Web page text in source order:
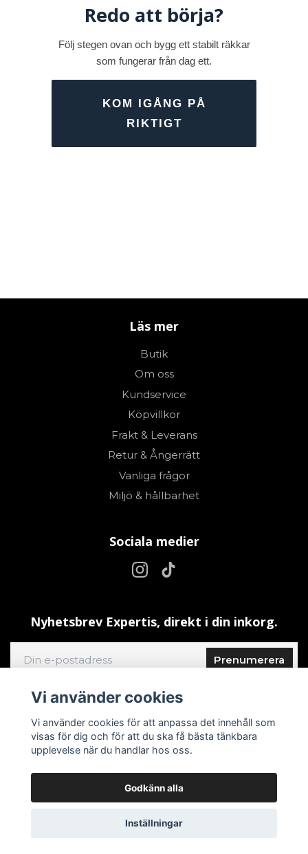
Redo att börja?
Följ stegen ovan och bygg ett stabilt räkkar
som fungerar från dag ett.
KOM IGÅNG PÅ
RIKTIGT
Läs mer
Butik
Om oss
Kundservice
Köpvillkor
Frakt & Leverans
Retur & Ångerrätt
Vanliga frågor
Miljö & hållbarhet
Sociala medier
Nyhetsbrev Expertis, direkt i din inkorg.
Prenumerera
© 2026 ShrimpDelight–Powered by Quickbutik
Vi använder cookies
Vi använder cookies för att anpassa det innehåll som
visas för dig och för att du ska få bästa tänkbara
upplevelse när du handlar hos oss.
Godkänn alla
Inställningar